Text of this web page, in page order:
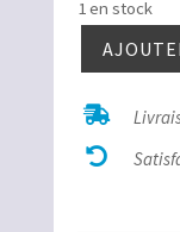
1 en stock
quantité
Phylloceras
Madagascar

